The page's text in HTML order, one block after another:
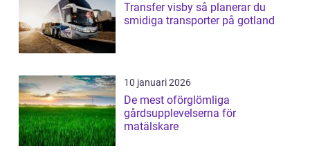
Transfer visby så planerar du
smidiga transporter på gotland
10 januari 2026
De mest oförglömliga
gårdsupplevelserna för
matälskare